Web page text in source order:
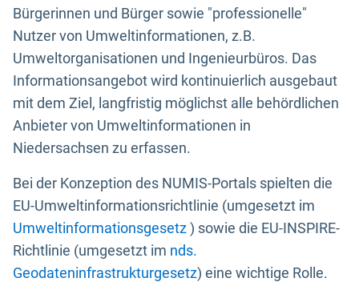
Bürgerinnen und Bürger sowie "professionelle"
Nutzer von Umweltinformationen, z.B.
Umweltorganisationen und Ingenieurbüros. Das
Informationsangebot wird kontinuierlich ausgebaut
mit dem Ziel, langfristig möglichst alle behördlichen
Anbieter von Umweltinformationen in
Niedersachsen zu erfassen.
Bei der Konzeption des NUMIS-Portals spielten die
EU-Umweltinformationsrichtlinie (umgesetzt im
Umweltinformationsgesetz) sowie die EU-INSPIRE-
Richtlinie (umgesetzt im nds.
Geodateninfrastrukturgesetz) eine wichtige Rolle.